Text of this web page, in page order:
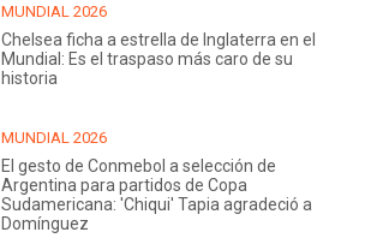
MUNDIAL 2026
Chelsea ficha a estrella de Inglaterra en el
Mundial: Es el traspaso más caro de su
historia
MUNDIAL 2026
El gesto de Conmebol a selección de
Argentina para partidos de Copa
Sudamericana: 'Chiqui' Tapia agradeció a
Domínguez